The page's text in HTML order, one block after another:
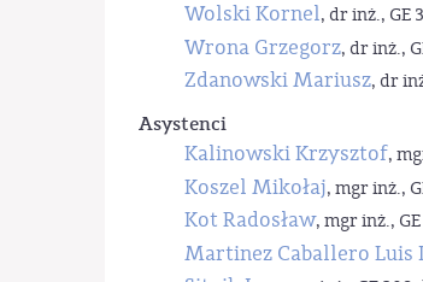
Wolski Kornel, dr inż., GE
Wrona Grzegorz, dr inż.,
Zdanowski Mariusz, dr
Asystenci
Kalinowski Krzysztof,
Koszel Mikołaj, mgr inż.,
Kot Radosław, mgr inż.,
Martinez Caballero Luis